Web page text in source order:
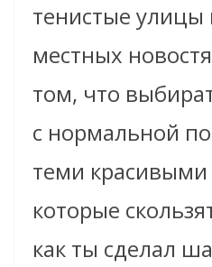
тенистые улицы
местных
том, что
с нормальной
теми
которые
как ты сделал